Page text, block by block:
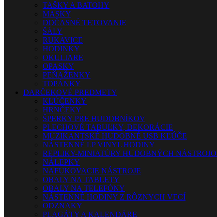
TAŠKY A BATOHY
MASKY
DOČASNÉ TETOVANIE
ŠÁLY
RUKAVICE
HODINKY
OKULIARE
OPASKY
PEŇAŽENKY
TOPÁNKY
DARČEKOVÉ PREDMETY
KĽÚČENKY
HRNČEKY
ŠPERKY PRE HUDOBNÍKOV
PLECHOVÉ TABUĽKY, DEKORÁCIE
MUZIKANTSKÉ HUDOBNÉ USB KĽÚČE
NÁSTENNÉ LP VINYL HODINY
REPLIKY-MINIATÚRY HUDOBNÝCH
NÁLEPKY
NAFUKOVACIE NÁSTROJE
OBALY NA TABLETY
OBALY NA TELEFÓNY
NÁSTENNÉ HODINY Z RÔZNYCH VECÍ
ODZNAKY
PLAGÁTY A KALENDÁRE